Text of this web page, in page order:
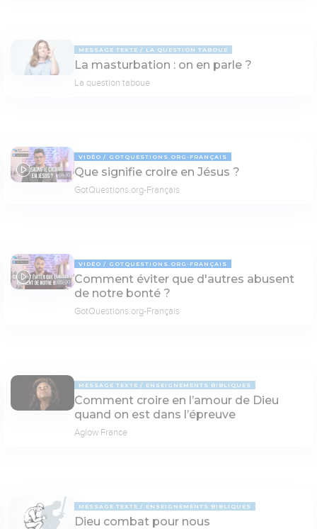
MESSAGE TEXTE LA QUESTION TABOUE
La masturbation : on en parle ?
La question taboue
04:10
VIDÉO GOTQUESTIONS.ORG-FRANÇAIS
Que signifie croire en Jésus ?
GotQuestions.org-Français
05:00
VIDÉO GOTQUESTIONS.ORG-FRANÇAIS
Comment éviter que d'autres abusent
de notre bonté ?
GotQuestions.org-Français
MESSAGE TEXTE ENSEIGNEMENTS BIBLIQUES
Comment croire en l’amour de Dieu
quand on est dans l’épreuve
Aglow France
MESSAGE TEXTE ENSEIGNEMENTS BIBLIQUES
Dieu combat pour nous